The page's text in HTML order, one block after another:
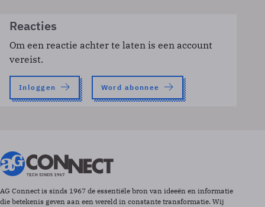
Reacties
Om een reactie achter te laten is een account
vereist.
Inloggen Word abonnee
AG Connect is sinds 1967 de essentiële bron van ideeën en informatie
die betekenis geven aan een wereld in constante transformatie. Wij